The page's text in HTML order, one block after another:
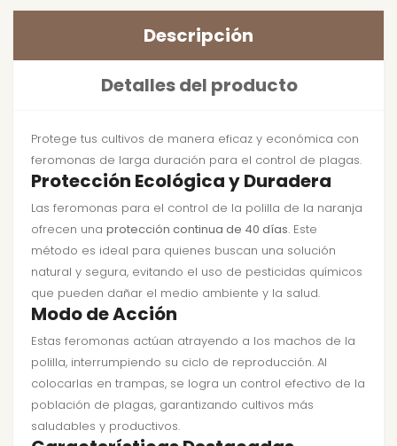
Descripción
Detalles del producto
Protege tus cultivos de manera eficaz y económica con
feromonas de larga duración para el control de plagas.
Protección Ecológica y Duradera
Las feromonas para el control de la polilla de la naranja
ofrecen una protección continua de 40 días. Este
método es ideal para quienes buscan una solución
natural y segura, evitando el uso de pesticidas químicos
que pueden dañar el medio ambiente y la salud.
Modo de Acción
Estas feromonas actúan atrayendo a los machos de la
polilla, interrumpiendo su ciclo de reproducción. Al
colocarlas en trampas, se logra un control efectivo de la
población de plagas, garantizando cultivos más
saludables y productivos.